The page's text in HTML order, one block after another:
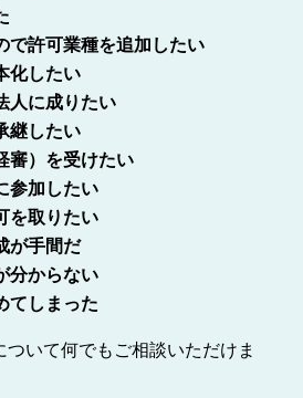
で許可業種を追加したい
化したい
人に成りたい
継したい
審）を受けたい
参加したい
を取りたい
が手間だ
分からない
てしまった
いて何でもご相談いただけま